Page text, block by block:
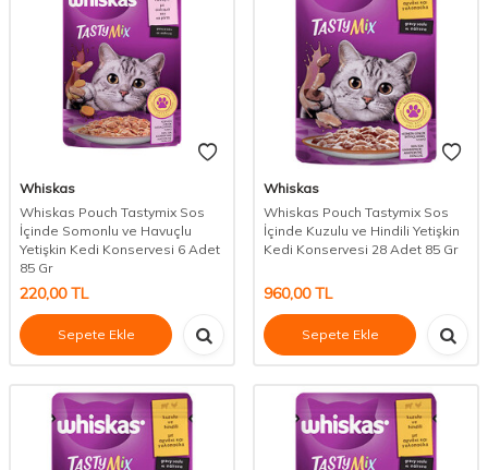
Whiskas
Whiskas Pouch Tastymix Sos
İçinde Somonlu ve Havuçlu
Yetişkin Kedi Konservesi 6 Adet
85 Gr
220,00TL
Sepete Ekle
Whiskas
Whiskas Pouch Tastymix Sos
İçinde Kuzulu ve Hindili Yetişkin
Kedi Konservesi 28 Adet 85 Gr
960,00TL
Sepete Ekle